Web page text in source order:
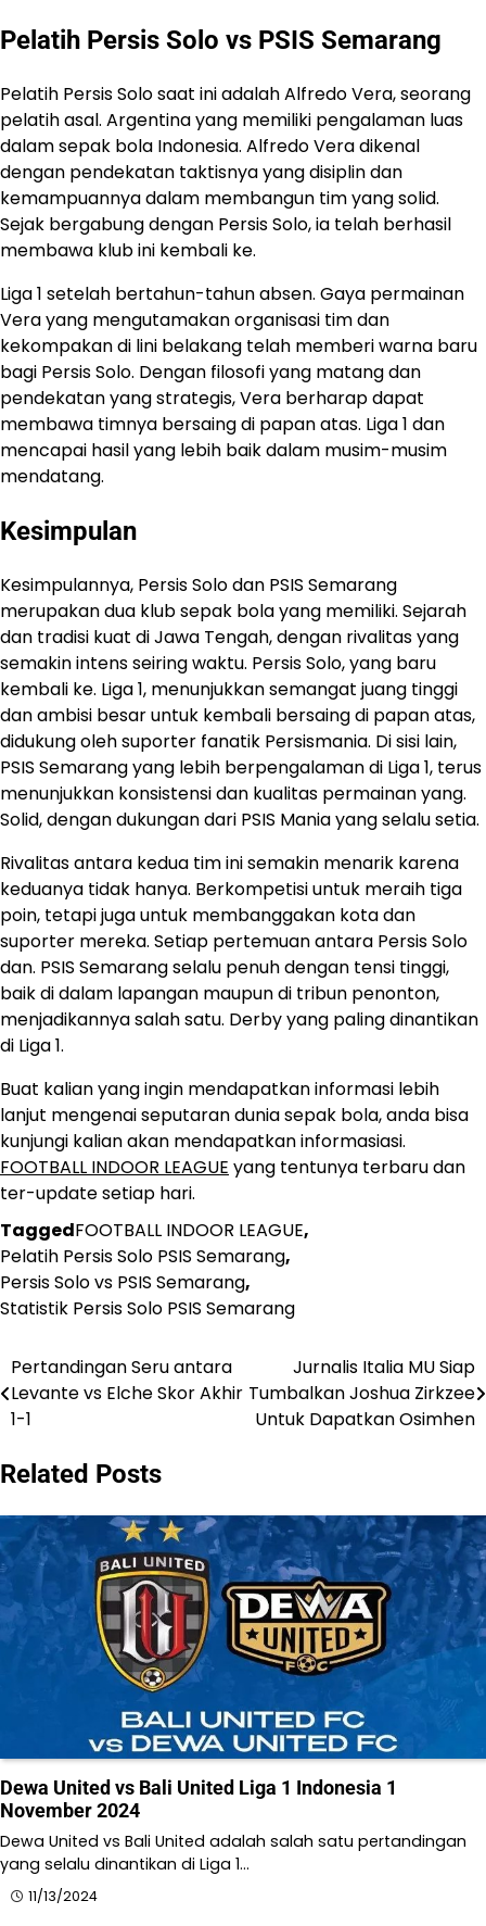
Pelatih Persis Solo vs PSIS Semarang
Pelatih Persis Solo saat ini adalah Alfredo Vera, seorang
pelatih asal. Argentina yang memiliki pengalaman luas
dalam sepak bola Indonesia. Alfredo Vera dikenal
dengan pendekatan taktisnya yang disiplin dan
kemampuannya dalam membangun tim yang solid.
Sejak bergabung dengan Persis Solo, ia telah berhasil
membawa klub ini kembali ke.
Liga 1 setelah bertahun-tahun absen. Gaya permainan
Vera yang mengutamakan organisasi tim dan
kekompakan di lini belakang telah memberi warna baru
bagi Persis Solo. Dengan filosofi yang matang dan
pendekatan yang strategis, Vera berharap dapat
membawa timnya bersaing di papan atas. Liga 1 dan
mencapai hasil yang lebih baik dalam musim-musim
mendatang.
Kesimpulan
Kesimpulannya, Persis Solo dan PSIS Semarang
merupakan dua klub sepak bola yang memiliki. Sejarah
dan tradisi kuat di Jawa Tengah, dengan rivalitas yang
semakin intens seiring waktu. Persis Solo, yang baru
kembali ke. Liga 1, menunjukkan semangat juang tinggi
dan ambisi besar untuk kembali bersaing di papan atas,
didukung oleh suporter fanatik Persismania. Di sisi lain,
PSIS Semarang yang lebih berpengalaman di Liga 1, terus
menunjukkan konsistensi dan kualitas permainan yang.
Solid, dengan dukungan dari PSIS Mania yang selalu setia.
Rivalitas antara kedua tim ini semakin menarik karena
keduanya tidak hanya. Berkompetisi untuk meraih tiga
poin, tetapi juga untuk membanggakan kota dan
suporter mereka. Setiap pertemuan antara Persis Solo
dan. PSIS Semarang selalu penuh dengan tensi tinggi,
baik di dalam lapangan maupun di tribun penonton,
menjadikannya salah satu. Derby yang paling dinantikan
di Liga 1.
Buat kalian yang ingin mendapatkan informasi lebih
lanjut mengenai seputaran dunia sepak bola, anda bisa
kunjungi kalian akan mendapatkan informasiasi.
FOOTBALL INDOOR LEAGUE yang tentunya terbaru dan
ter-update setiap hari.
TaggedFOOTBALL INDOOR LEAGUE,
Pelatih Persis Solo PSIS Semarang,
Persis Solo vs PSIS Semarang,
Statistik Persis Solo PSIS Semarang
Post
navigation
Pertandingan Seru antara
Levante vs Elche Skor Akhir
1-1
Jurnalis Italia MU Siap
Tumbalkan Joshua Zirkzee
Untuk Dapatkan Osimhen
Related Posts
Dewa United vs Bali United Liga 1 Indonesia 1
November 2024
Dewa United vs Bali United adalah salah satu pertandingan
yang selalu dinantikan di Liga 1…
11/13/2024